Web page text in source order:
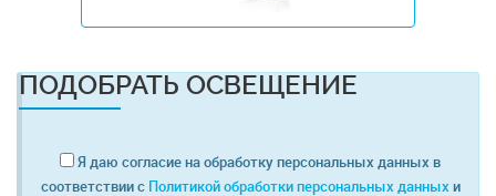
ПОДОБРАТЬ ОСВЕЩЕНИЕ
Я даю согласие на обработку персональных данных в
соответствии с Политикой обработки персональных данных и